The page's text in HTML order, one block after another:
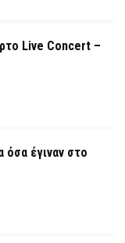
Live Concert –
έγιναν στο